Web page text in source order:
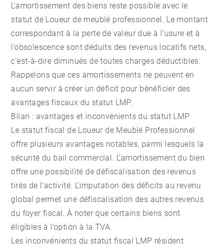
L’amortissement des biens reste possible avec le
statut de Loueur de meublé professionnel. Le montant
correspondant à la perte de valeur due à l’usure et à
l’obsolescence sont déduits des revenus locatifs nets,
c’est-à-dire diminués de toutes charges déductibles.
Rappelons que ces amortissements ne peuvent en
aucun servir à créer un déficit pour bénéficier des
avantages fiscaux du statut LMP.
Bilan : avantages et inconvénients du statut LMP
Le statut fiscal de Loueur de Meublé Professionnel
offre plusieurs avantages notables, parmi lesquels la
sécurité du bail commercial. L’amortissement du bien
offre une possibilité de défiscalisation des revenus
tirés de l’activité. L’imputation des déficits au revenu
global permet une défiscalisation des autres revenus
du foyer fiscal. À noter que certains biens sont
éligibles à l’option à la TVA.
Les inconvénients du statut fiscal LMP résident